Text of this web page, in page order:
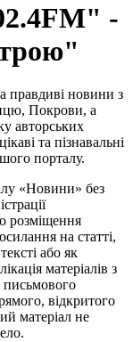
-
правдиві новини з
Покрови, а
авторських
та пізнавальні
порталу.
«Новини» без
розміщення
на статті,
або як
матеріалів з
письмового
відкритого
матеріал не